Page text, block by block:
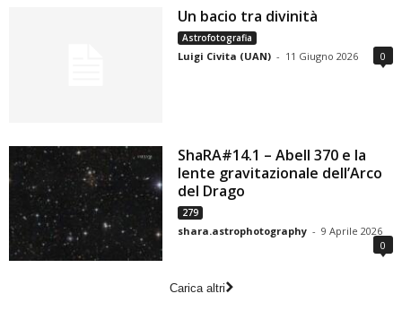
Un bacio tra divinità
Astrofotografia
Luigi Civita (UAN) - 11 Giugno 2026 0
ShaRA#14.1 – Abell 370 e la
lente gravitazionale dell’Arco
del Drago
279
shara.astrophotography - 9 Aprile 2026
0
Carica altri